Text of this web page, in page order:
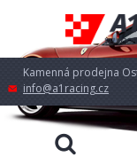
Kamenná prodejna
info@a1racing.cz